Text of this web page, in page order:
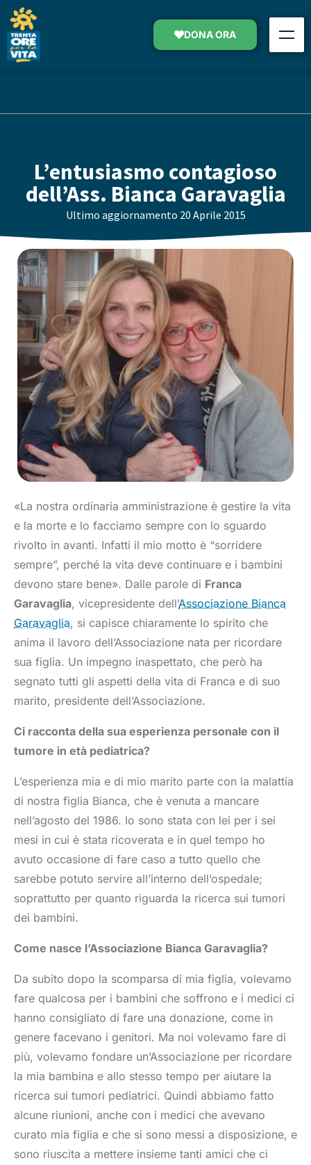
DONA ORA
L’entusiasmo contagioso
dell’Ass. Bianca Garavaglia
Ultimo aggiornamento 20 Aprile 2015
«La nostra ordinaria amministrazione è gestire la vita
e la morte e lo facciamo sempre con lo sguardo
rivolto in avanti. Infatti il mio motto è “sorridere
sempre”, perché la vita deve continuare e i bambini
devono stare bene». Dalle parole di Franca
Garavaglia, vicepresidente dell’Associazione Bianca
Garavaglia, si capisce chiaramente lo spirito che
anima il lavoro dell’Associazione nata per ricordare
sua figlia. Un impegno inaspettato, che però ha
segnato tutti gli aspetti della vita di Franca e di suo
marito, presidente dell’Associazione.
Ci racconta della sua esperienza personale con il
tumore in età pediatrica?
L’esperienza mia e di mio marito parte con la malattia
di nostra figlia Bianca, che è venuta a mancare
nell’agosto del 1986. Io sono stata con lei per i sei
mesi in cui è stata ricoverata e in quel tempo ho
avuto occasione di fare caso a tutto quello che
sarebbe potuto servire all’interno dell’ospedale;
soprattutto per quanto riguarda la ricerca sui tumori
dei bambini.
Come nasce l’Associazione Bianca Garavaglia?
Da subito dopo la scomparsa di mia figlia, volevamo
fare qualcosa per i bambini che soffrono e i medici ci
hanno consigliato di fare una donazione, come in
genere facevano i genitori. Ma noi volevamo fare di
più, volevamo fondare un’Associazione per ricordare
la mia bambina e allo stesso tempo per aiutare la
ricerca sui tumori pediatrici. Quindi abbiamo fatto
alcune riunioni, anche con i medici che avevano
curato mia figlia e che si sono messi a disposizione, e
sono riuscita a mettere insieme tanti amici che ci